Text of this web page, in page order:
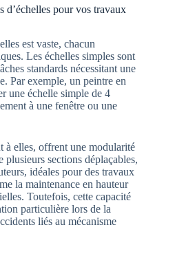
d’échelles pour vos travaux
est vaste, chacun
Les échelles simples sont
standards nécessitant une
Par exemple, un peintre en
une échelle simple de 4
à une fenêtre ou une
à elles, offrent une modularité
plusieurs sections déplaçables,
idéales pour des travaux
la maintenance en hauteur
Toutefois, cette capacité
particulière lors de la
liés au mécanisme